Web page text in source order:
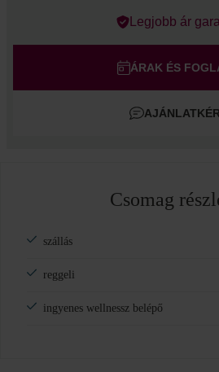
Errors?
Gyermek
Legjobb ár
ÁRAK ÉS
Csomag
szállás
reggeli
ingyenes wellnessz belépő